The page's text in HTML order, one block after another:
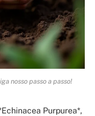
nosso passo a passo!
Purpurea*,